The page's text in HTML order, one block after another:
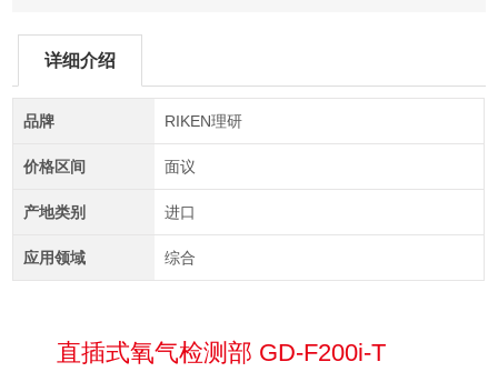
详细介绍
品牌 RIKEN理研
价格区间 面议
产地类别 进口
应用领域 综合
直插式氧气检测部 GD-F200i-T